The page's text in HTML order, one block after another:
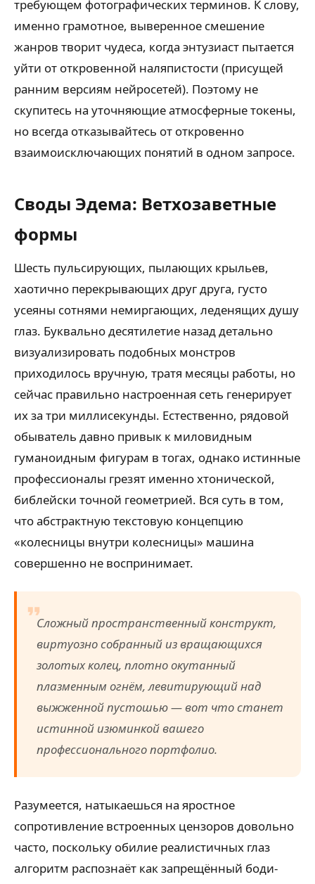
требующем фотографических терминов. К слову,
именно грамотное, выверенное смешение
жанров творит чудеса, когда энтузиаст пытается
уйти от откровенной наляпистости (присущей
ранним версиям нейросетей). Поэтому не
скупитесь на уточняющие атмосферные токены,
но всегда отказывайтесь от откровенно
взаимоисключающих понятий в одном запросе.
Своды Эдема: Ветхозаветные
формы
Шесть пульсирующих, пылающих крыльев,
хаотично перекрывающих друг друга, густо
усеяны сотнями немиргающих, леденящих душу
глаз. Буквально десятилетие назад детально
визуализировать подобных монстров
приходилось вручную, тратя месяцы работы, но
сейчас правильно настроенная сеть генерирует
их за три миллисекунды. Естественно, рядовой
обыватель давно привык к миловидным
гуманоидным фигурам в тогах, однако истинные
профессионалы грезят именно хтонической,
библейски точной геометрией. Вся суть в том,
что абстрактную текстовую концепцию
«колесницы внутри колесницы» машина
совершенно не воспринимает.
Сложный пространственный конструкт,
виртуозно собранный из вращающихся
золотых колец, плотно окутанный
плазменным огнём, левитирующий над
выжженной пустошью — вот что станет
истинной изюминкой вашего
профессионального портфолио.
Разумеется, натыкаешься на яростное
сопротивление встроенных цензоров довольно
часто, поскольку обилие реалистичных глаз
алгоритм распознаёт как запрещённый боди-